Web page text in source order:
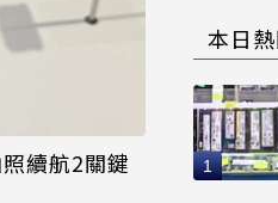
續航2關鍵
本日